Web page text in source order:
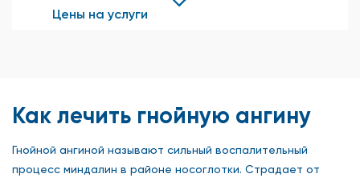
Цены на услуги
Как лечить гнойную ангину
Гнойной ангиной называют сильный воспалительный
процесс миндалин в районе носоглотки. Страдает от